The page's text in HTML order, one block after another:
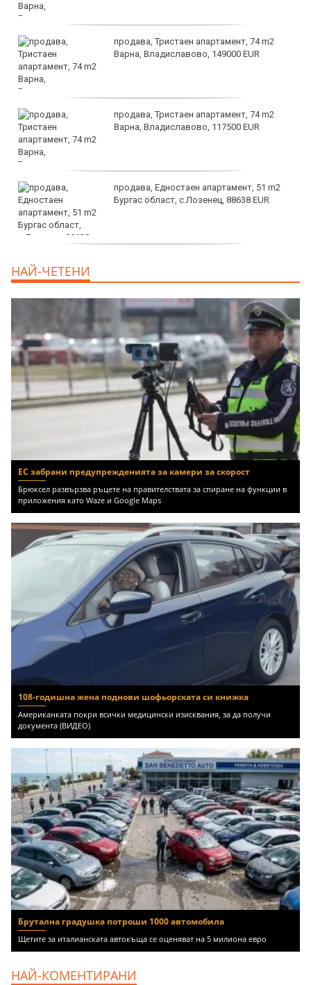
продава, Тристаен апартамент, 74 m2
Варна, Владиславово, 149000 EUR
продава, Тристаен апартамент, 74 m2
Варна, Владиславово, 117500 EUR
продава, Едностаен апартамент, 51 m2
Бургас област, с.Лозенец, 88638 EUR
EUR
НАЙ-ЧЕТЕНИ
ЕС забрани предупрежденията за камери за скорост
Брюксел развързва ръцете на правителствата за спиране на функции в
приложения като Waze и Google Maps
108-годишна жена поднови шофьорската си книжка
Американката покри всички медицински изисквания, за да получи
документа (ВИДЕО)
Брутална градушка потроши 1000 автомобила
Щетите за италианската автокъща се оценяват на 5 милиона евро
НАЙ-КОМЕНТИРАНИ